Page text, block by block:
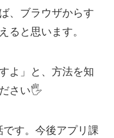
、ブラウザからす
ると思います。
よ」と、方法を知
ださい🖐️
です。今後アプリ課